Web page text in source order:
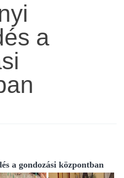
a
a gondozási központban